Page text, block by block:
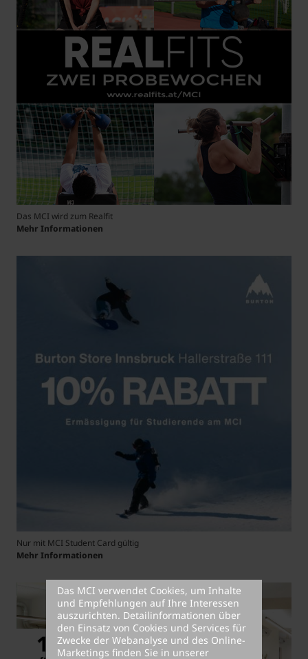
Das MCI wird zum Realfit
Mehr Informationen
Nur mit MCI Student Card gültig
Mehr Informationen
Das MCI verwendet Cookies, um Inhalte
und Empfehlungen auf Ihre Interessen
auszurichten. Detailinformationen über
den Einsatz von Cookies und Services für
Zwecke der Webanalyse und des Online-
Marketings finden Sie in unserer